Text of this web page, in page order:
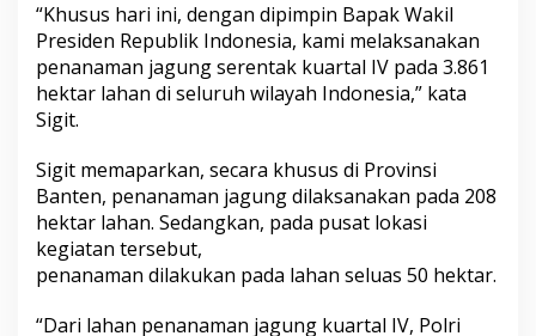
“Khusus hari ini, dengan dipimpin Bapak Wakil
Presiden Republik Indonesia, kami melaksanakan
penanaman jagung serentak kuartal IV pada 3.861
hektar lahan di seluruh wilayah Indonesia,” kata
Sigit.
Sigit memaparkan, secara khusus di Provinsi
Banten, penanaman jagung dilaksanakan pada 208
hektar lahan. Sedangkan, pada pusat lokasi
kegiatan tersebut,
penanaman dilakukan pada lahan seluas 50 hektar.
“Dari lahan penanaman jagung kuartal IV, Polri